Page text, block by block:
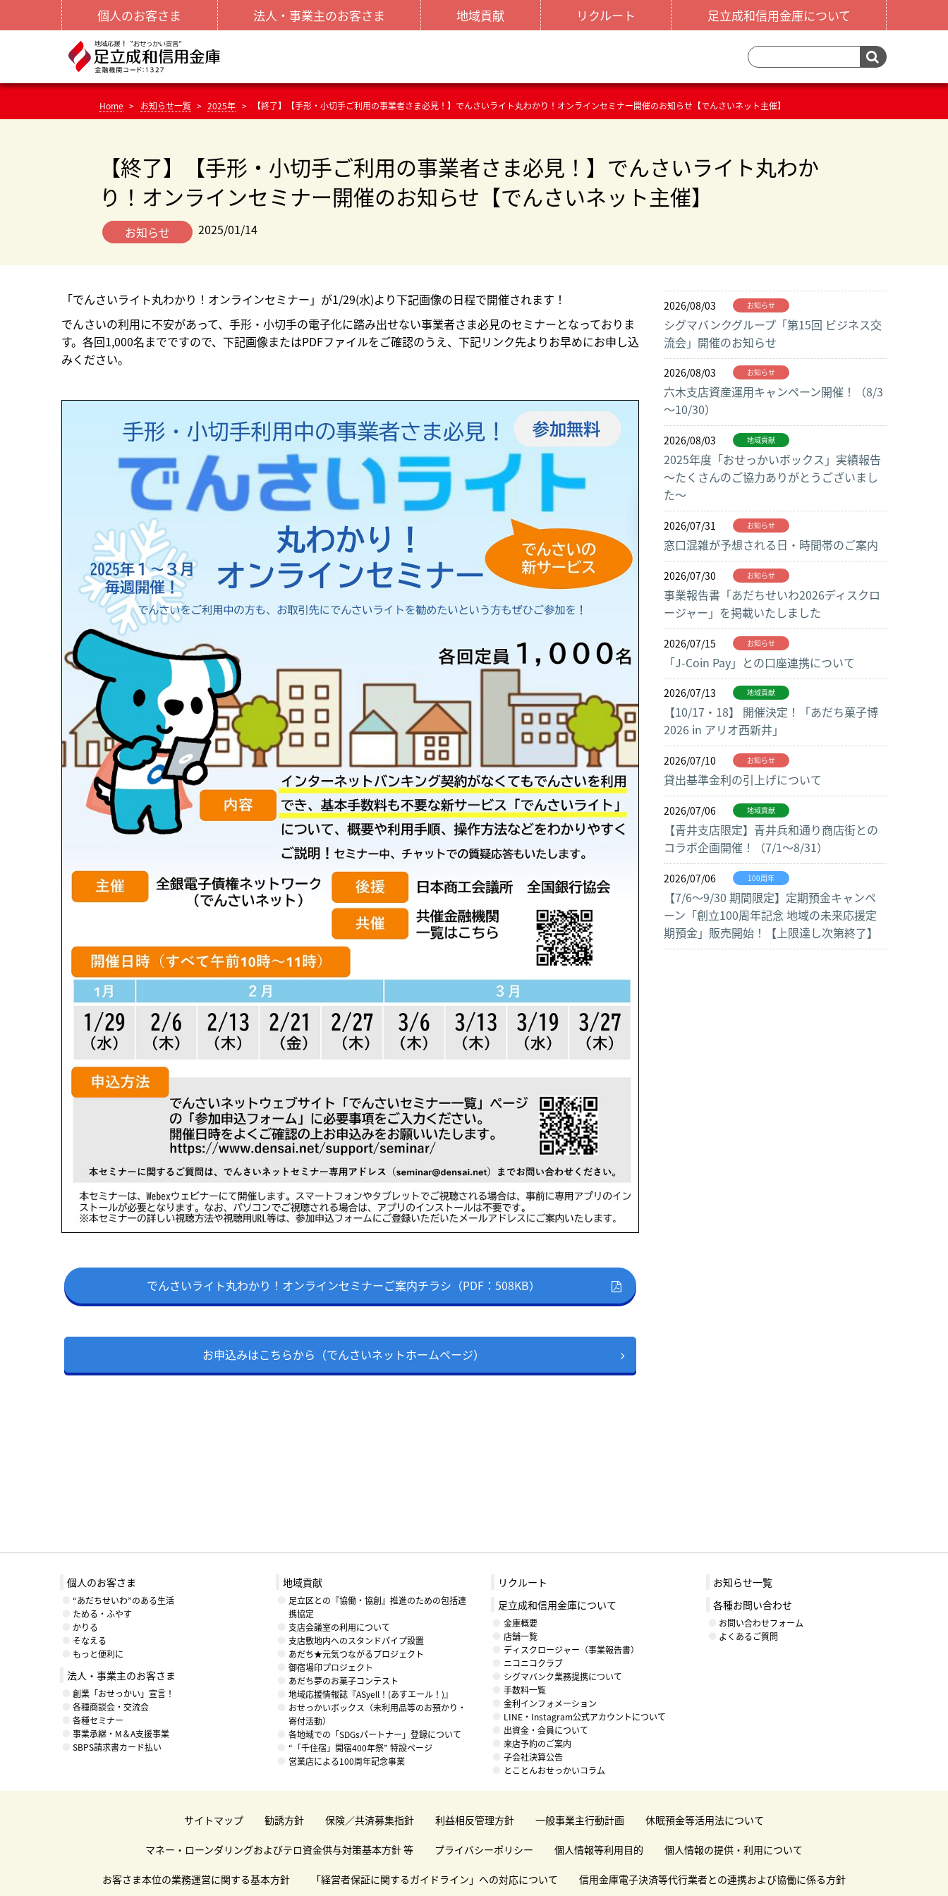
個人のお客さま 法人・事業主のお客さま 地域貢献 リクルート 足立成和信用金庫について
Home お知らせ一覧 2025年 【終了】【手形・小切手ご利用の事業者さま必見！】でんさいライト丸わかり！オンラインセミナー開催のお知らせ【でんさいネット主催】
【終了】【手形・小切手ご利用の事業者さま必見！】でんさいライト丸わか
り！オンラインセミナー開催のお知らせ【でんさいネット主催】
お知らせ 2025/01/14
「でんさいライト丸わかり！オンラインセミナー」が1/29(水)より下記画像の日程で開催されます！
でんさいの利用に不安があって、手形・小切手の電子化に踏み出せない事業者さま必見のセミナーとなっておりま
す。各回1,000名までですので、下記画像またはPDFファイルをご確認のうえ、下記リンク先よりお早めにお申し込
みください。
でんさいライト丸わかり！オンラインセミナーご案内チラシ（PDF：508KB）
お申込みはこちらから（でんさいネットホームページ）
2026/08/03 お知らせ
シグマバンクグループ「第15回 ビジネス交
流会」開催のお知らせ
2026/08/03 お知らせ
六木支店資産運用キャンペーン開催！（8/3
～10/30）
2026/08/03 地域貢献
2025年度「おせっかいボックス」実績報告
～たくさんのご協力ありがとうございまし
た～
2026/07/31 お知らせ
窓口混雑が予想される日・時間帯のご案内
2026/07/30 お知らせ
事業報告書「あだちせいわ2026ディスクロ
ージャー」を掲載いたしました
2026/07/15 お知らせ
「J-Coin Pay」との口座連携について
2026/07/13 地域貢献
【10/17・18】 開催決定！「あだち菓子博
2026 in アリオ西新井」
2026/07/10 お知らせ
貸出基準金利の引上げについて
2026/07/06 地域貢献
【青井支店限定】青井兵和通り商店街との
コラボ企画開催！（7/1～8/31）
2026/07/06 100周年
【7/6～9/30 期間限定】定期預金キャンペ
ーン「創立100周年記念 地域の未来応援定
期預金」販売開始！【上限達し次第終了】
個人のお客さま
“あだちせいわ”のある生活
ためる・ふやす
かりる
そなえる
もっと便利に
法人・事業主のお客さま
創業「おせっかい」宣言！
各種商談会・交流会
各種セミナー
事業承継・M＆A支援事業
SBPS請求書カード払い
地域貢献
足立区との『協働・協創』推進のための包括連
携協定
支店会議室の利用について
支店敷地内へのスタンドパイプ設置
あだち★元気つながるプロジェクト
御宿場印プロジェクト
あだち夢のお菓子コンテスト
地域応援情報誌『ASyell！(あすエール！)』
おせっかいボックス（未利用品等のお預かり・
寄付活動）
各地域での「SDGsパートナー」登録について
“「千住宿」開宿400年祭” 特設ページ
営業店による100周年記念事業
リクルート
足立成和信用金庫について
金庫概要
店舗一覧
ディスクロージャー（事業報告書）
ニコニコクラブ
シグマバンク業務提携について
手数料一覧
金利インフォメーション
LINE・Instagram公式アカウントについて
出資金・会員について
来店予約のご案内
子会社決算公告
とことんおせっかいコラム
お知らせ一覧
各種お問い合わせ
お問い合わせフォーム
よくあるご質問
サイトマップ 勧誘方針 保険／共済募集指針 利益相反管理方針 一般事業主行動計画 休眠預金等活用法について
マネー・ローンダリングおよびテロ資金供与対策基本方針 等 プライバシーポリシー 個人情報等利用目的 個人情報の提供・利用について
お客さま本位の業務運営に関する基本方針 「経営者保証に関するガイドライン」への対応について 信用金庫電子決済等代行業者との連携および協働に係る方針